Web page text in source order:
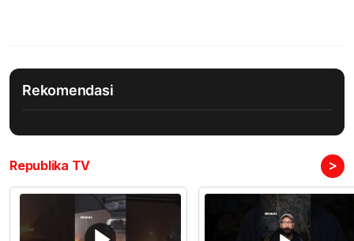
Rekomendasi
Republika TV >